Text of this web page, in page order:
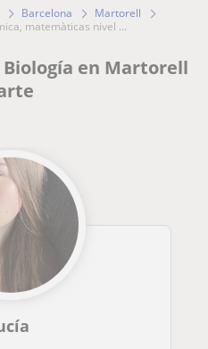
Barcelona
Martorell
matemàticas nivel ...
en Martorell